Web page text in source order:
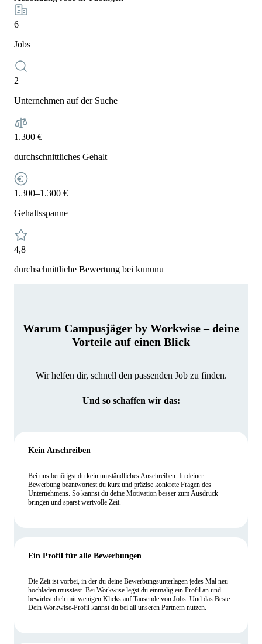
6
Jobs
2
Unternehmen auf der Suche
1.300 €
durchschnittliches Gehalt
1.300–1.300 €
Gehaltsspanne
4,8
durchschnittliche Bewertung bei kununu
Warum Campusjäger by Workwise – deine
Vorteile auf einen Blick
Wir helfen dir, schnell den passenden Job zu finden.
Und so schaffen wir das:
Kein Anschreiben
Bei uns benötigst du kein umständliches Anschreiben. In deiner
Bewerbung beantwortest du kurz und präzise konkrete Fragen des
Unternehmens. So kannst du deine Motivation besser zum Ausdruck
bringen und sparst wertvolle Zeit.
Ein Profil für alle Bewerbungen
Die Zeit ist vorbei, in der du deine Bewerbungsunterlagen jedes Mal neu
hochladen musstest. Bei Workwise legst du einmalig ein Profil an und
bewirbst dich mit wenigen Klicks auf Tausende von Jobs. Und das Beste:
Dein Workwise-Profil kannst du bei all unseren Partnern nutzen.